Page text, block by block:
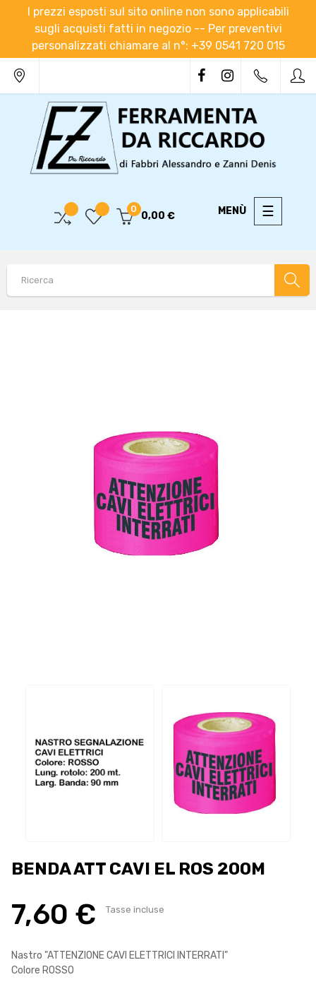
I prezzi esposti sul sito online non sono applicabili
sugli acquisti fatti in negozio -- Per preventivi
personalizzati chiamare al n°: +39 0541 720 015
Toggle
☰
0
0,00 €
BENDA ATT CAVI EL ROS 200M
7,60 € Tasse incluse
Nastro "ATTENZIONE CAVI ELETTRICI INTERRATI"
Colore ROSSO